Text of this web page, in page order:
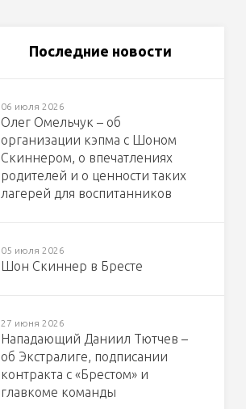
Последние новости
06 июля 2026
Олег Омельчук – об
организации кэпма с Шоном
Скиннером, о впечатлениях
родителей и о ценности таких
лагерей для воспитанников
05 июля 2026
Шон Скиннер в Бресте
27 июня 2026
Нападающий Даниил Тютчев –
об Экстралиге, подписании
контракта с «Брестом» и
главкоме команды